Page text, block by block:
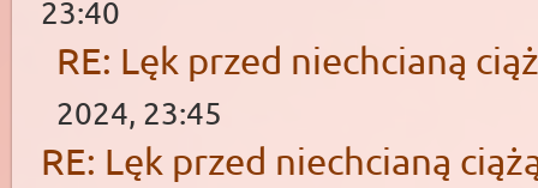
23:40
RE: Lęk przed niechcianą
2024, 23:45
RE: Lęk przed niechcianą